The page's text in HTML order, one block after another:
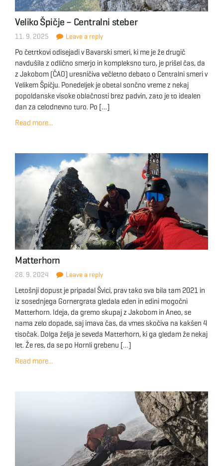
Veliko Špičje – Centralni steber
11. 9. 2025 Leave a reply
Po četrtkovi odisejadi v Bavarski smeri, ki me je že drugič
navdušila z odlično smerjo in kompleksno turo, je prišel čas, da
z Jakobom (ČAO) uresničiva večletno debato o Centralni smeri v
Velikem Špičju. Ponedeljek je obetal sončno vreme z nekaj
popoldanske visoke oblačnosti brez padvin, zato je to idealen
dan za celodnevno turo. Po […]
Read more...
Matterhorn
28. 9. 2024 Leave a reply
Letošnji dopust je pripadal Švici, prav tako sva bila tam 2021 in
iz sosednjega Gornergrata gledala eden in edini mogočni
Matterhorn. Ideja, da gremo skupaj z Jakobom in Aneo, se
nama zelo dopade, saj imava čas, da vmes skočiva na kakšen 4
tisočak. Dolga želja je seveda Matterhorn, ki ga gledam že nekaj
let. Že res, da se po Hornli grebenu […]
Read more...